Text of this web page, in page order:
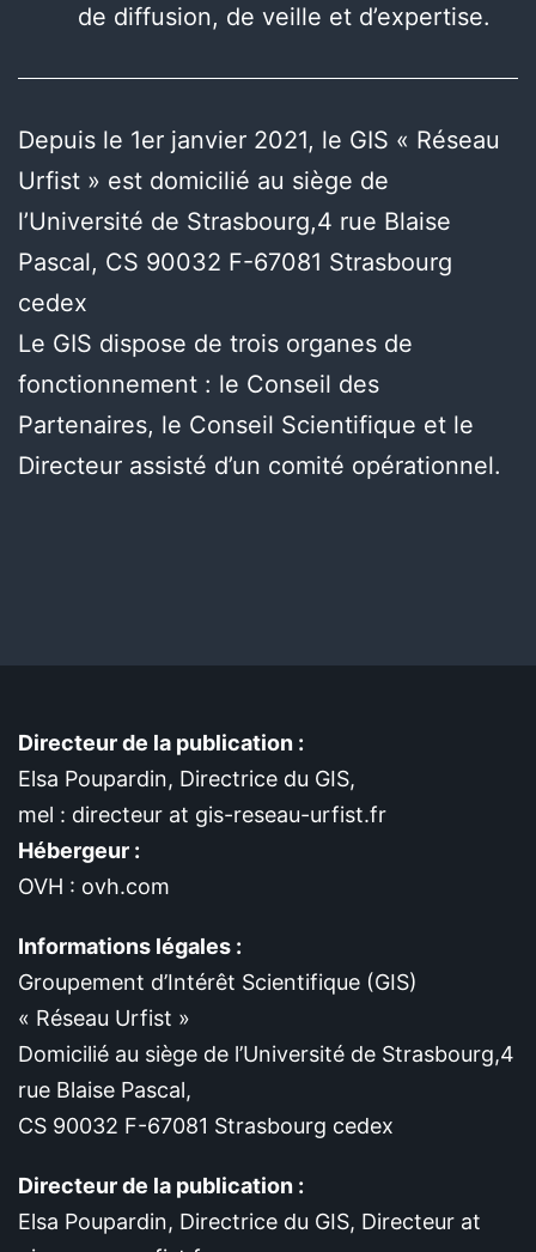
de diffusion, de veille et d’expertise.
Depuis le 1er janvier 2021, le GIS « Réseau
Urfist » est domicilié au siège de
l’Université de Strasbourg,4 rue Blaise
Pascal, CS 90032 F-67081 Strasbourg
cedex
Le GIS dispose de trois organes de
fonctionnement : le Conseil des
Partenaires, le Conseil Scientifique et le
Directeur assisté d’un comité opérationnel.
Directeur de la publication :
Elsa Poupardin, Directrice du GIS,
mel : directeur at gis-reseau-urfist.fr
Hébergeur :
OVH : ovh.com
Informations légales :
Groupement d’Intérêt Scientifique (GIS)
« Réseau Urfist »
Domicilié au siège de l’Université de Strasbourg,4
rue Blaise Pascal,
CS 90032 F-67081 Strasbourg cedex
Directeur de la publication :
Elsa Poupardin, Directrice du GIS, Directeur at